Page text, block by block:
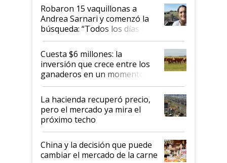
Robaron 15 vaquillonas a
Andrea Sarnari y comenzó la
búsqueda: “Todos los días le
toca a algún productor”
Cuesta $6 millones: la
inversión que crece entre los
ganaderos en un momento
histórico para la actividad
La hacienda recuperó precio,
pero el mercado ya mira el
próximo techo
China y la decisión que puede
cambiar el mercado de la carne